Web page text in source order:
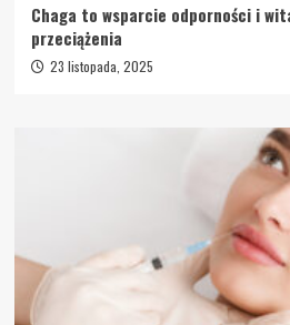
Chaga to wsparcie odporności i
przeciążenia
23 listopada, 2025